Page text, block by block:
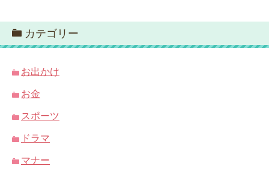
カテゴリー
お出かけ
お金
スポーツ
ドラマ
マナー